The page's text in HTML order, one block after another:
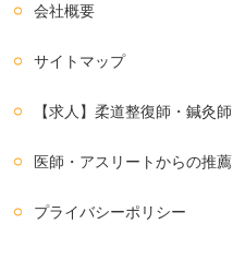
会社概要
サイトマップ
【求人】柔道整復師・鍼灸師
医師・アスリートからの推薦
プライバシーポリシー